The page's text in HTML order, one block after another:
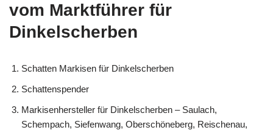
vom Marktführer für
Dinkelscherben
Schatten Markisen für Dinkelscherben
Schattenspender
Markisenhersteller für Dinkelscherben – Saulach,
Schempach, Siefenwang, Oberschöneberg, Reischenau,